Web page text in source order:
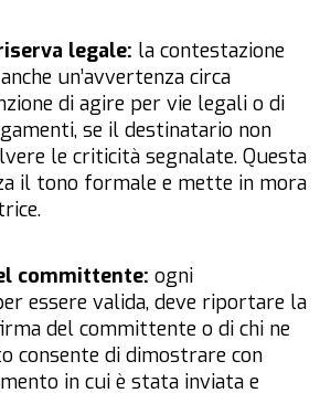
legale: la contestazione
un’avvertenza circa
di agire per vie legali o di
se il destinatario non
le criticità segnalate. Questa
il tono formale e mette in mora
committente: ogni
essere valida, deve riportare la
del committente o di chi ne
consente di dimostrare con
in cui è stata inviata e